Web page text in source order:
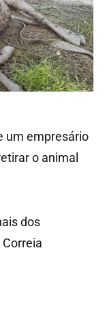
um empresário
o animal
dos